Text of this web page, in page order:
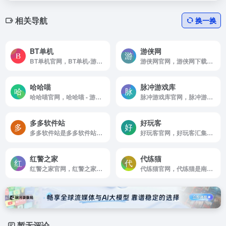
相关导航 换一换
BT单机
BT单机官网，BT单机-游戏仓库是一家专业PC单机游戏资源整合网站，为单机玩家提供电脑单机游戏免费下载，每日持续稳定更新ing
游侠网
游侠网官网，游侠网下载站是国内第一大中文版单机游戏下载基地，提供好玩的单机游戏下载，经典单机游戏，单机小游戏，迷你单机版小游戏，PC游戏。更多单机游戏下载大全中文版下载尽在游侠网下载基地。
哈哈喵
哈哈喵官网，哈哈喵 - 游戏陪玩开黑平台 - 哈哈喵官方网站
脉冲游戏库
脉冲游戏库官网，脉冲游戏库为单机游戏玩家提供最新的单机游戏业界动态，国内外热门单机游戏下载，游戏补丁及更新，详尽的攻略秘籍与专属单机游戏专题内容
多多软件站
多多软件站是多多软件站提供最好的绿色软件和热门单机游戏下载,本站全力打造一个安全,快速,绿色,无病毒的软件和游戏下载平台,每天最新国内外最新的绿色软件、单机游戏。
好玩客
好玩客官网，好玩客汇集了丰富游戏资源，为广大玩家提供全面的游戏情报资讯。
红警之家
红警之家官网，红警之家是一家红色警戒游戏网站，主要提供红警游戏电脑版下载；包括红警1，红警2，红警3以及各种红色警戒单机MOD（尤里复仇和ghg之辉等版本），红警之家的红警游戏所有版本完美适配win7，win10和win11系统，赶快来下载红警单机版体验吧！
代练猫
代练猫官网，代练猫是南京环游软件科技有限公司旗下平台， 平台专注为游戏代练相关业务，提供专业的第三方担保服务， 代练猫平台本身并不提供任何游戏相关服务。